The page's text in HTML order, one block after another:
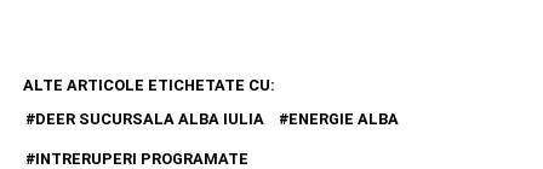
ALTE ARTICOLE ETICHETATE CU:
DEER SUCURSALA ALBA IULIA
ENERGIE ALBA
INTRERUPERI PROGRAMATE